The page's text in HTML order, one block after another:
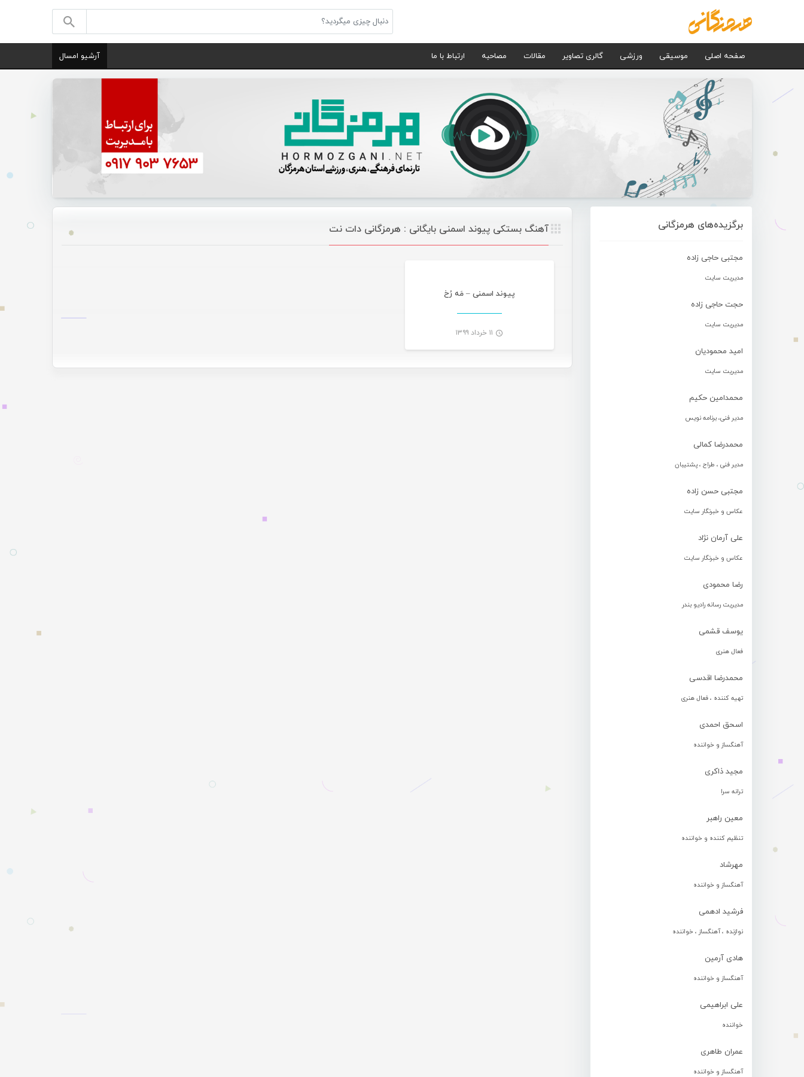
صفحه اصلی موسیقی ورزشی گالری تصاویر مقالات مصاحبه ارتباط با ما آرشیو امسال
برگزیده‌های هرمزگانی
مجتبی حاجی زاده
مدیریت سایت
حجت حاجی زاده
مدیریت سایت
امید محمودیان
مدیریت سایت
محمدامین حکیم
مدیر فنی، برنامه نویس
محمدرضا کمالی
مدیر فنی ، طراح ، پشتیبان
مجتبی حسن زاده
عکاس و خبرنگار سایت
علی آرمان نژاد
عکاس و خبرنگار سایت
رضا محمودی
مدیریت رسانه رادیو بندر
یوسف قشمی
فعال هنری
محمدرضا اقدسی
تهیه کننده ، فعال هنری
اسحق احمدی
آهنگساز و خواننده
مجید ذاکری
ترانه سرا
معین راهبر
تنظیم کننده و خواننده
مهرشاد
آهنگساز و خواننده
فرشید ادهمی
نوازنده ، آهنگساز ، خواننده
هادی آرمین
آهنگساز و خواننده
علی ابراهیمی
خواننده
عمران طاهری
آهنگساز و خواننده
آهنگ بستکی پیوند اسمنی بایگانی : هرمزگانی دات نت
پیوند اسمنی – مَه رُخ
۱۱ خرداد ۱۳۹۹